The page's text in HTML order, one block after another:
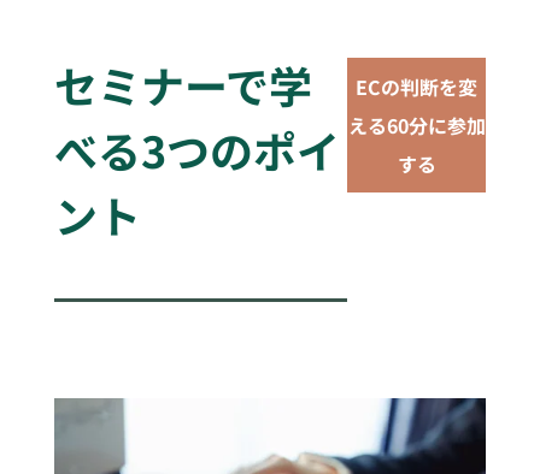
セミナーで学
べる3つのポイ
ント
ECの判断を変
える60分に参加
する